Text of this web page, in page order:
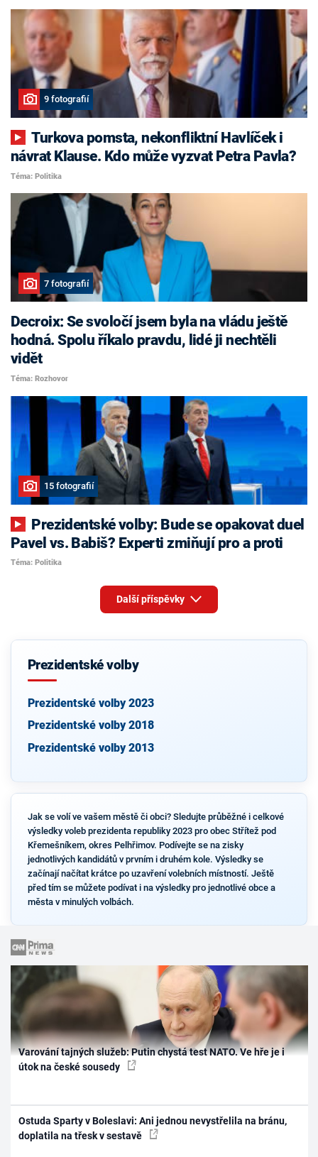
9 fotografií
Turkova pomsta, nekonfliktní Havlíček i
návrat Klause. Kdo může vyzvat Petra Pavla?
Téma: Politika
7 fotografií
Decroix: Se svoločí jsem byla na vládu ještě
hodná. Spolu říkalo pravdu, lidé ji nechtěli
vidět
Téma: Rozhovor
15 fotografií
Pavel vs. Babiš? Experti zmiňují pro a proti
Téma: Politika
Další příspěvky
Prezidentské volby
Prezidentské volby 2023
Prezidentské volby 2018
Prezidentské volby 2013
Jak se volí ve vašem městě či obci? Sledujte průběžné i celkové
výsledky voleb prezidenta republiky 2023 pro obec Střítež pod
Křemešníkem, okres Pelhřimov. Podívejte se na zisky
jednotlivých kandidátů v prvním i druhém kole. Výsledky se
začínají načítat krátce po uzavření volebních místností. Ještě
před tím se můžete podívat i na výsledky pro jednotlivé obce a
města v minulých volbách.
Varování tajných služeb: Putin chystá test NATO. Ve hře je i
útok na české sousedy
Ostuda Sparty v Boleslavi: Ani jednou nevystřelila na bránu,
doplatila na třesk v sestavě